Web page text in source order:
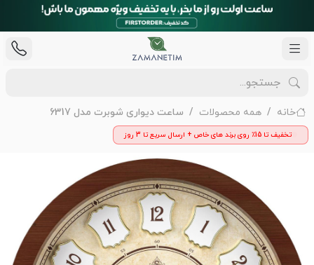
خانه همه محصولات ساعت دیواری شوبرت مدل 6317
تخفیف تا 15٪ روی برند های خاص + ارسال سریع تا 3 روز